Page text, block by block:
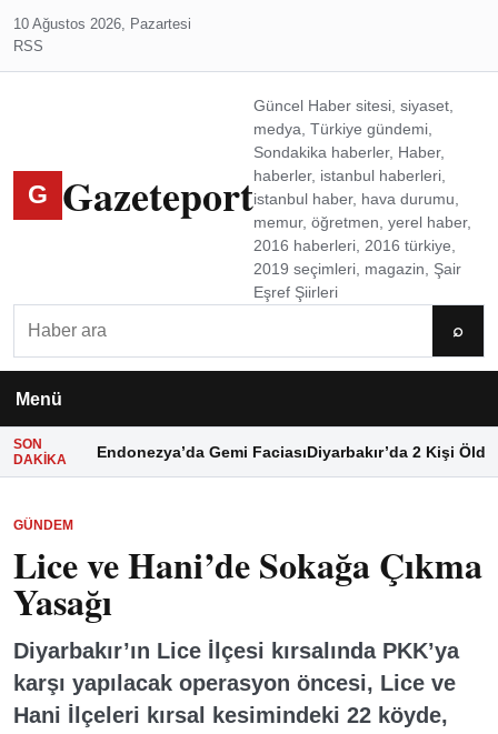
10 Ağustos 2026, Pazartesi
RSS
G Gazeteport
Güncel Haber sitesi, siyaset,
medya, Türkiye gündemi,
Sondakika haberler, Haber,
haberler, istanbul haberleri,
istanbul haber, hava durumu,
memur, öğretmen, yerel haber,
2016 haberleri, 2016 türkiye,
2019 seçimleri, magazin, Şair
Eşref Şiirleri
⌕
Menü
SON
DAKIKA
Endonezya’da Gemi FaciasıDiyarbakır’da 2 Kişi Öldü
GÜNDEM
Lice ve Hani’de Sokağa Çıkma
Yasağı
Diyarbakır’ın Lice İlçesi kırsalında PKK’ya
karşı yapılacak operasyon öncesi, Lice ve
Hani İlçeleri kırsal kesimindeki 22 köyde,